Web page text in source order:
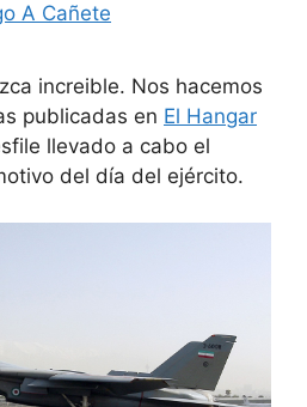
A Cañete
increible. Nos hacemos
publicadas en El Hangar
llevado a cabo el
del día del ejército.